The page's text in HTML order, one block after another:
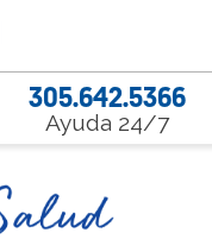
principal
Centers home link
305.642.5366
Ayuda 24/7